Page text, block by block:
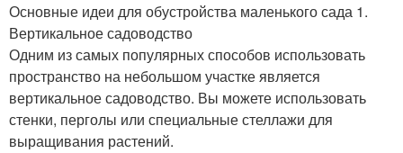
Основные идеи для обустройства маленького сада 1.
Вертикальное садоводство
Одним из самых популярных способов использовать
пространство на небольшом участке является
вертикальное садоводство. Вы можете использовать
стенки, перголы или специальные стеллажи для
выращивания растений.